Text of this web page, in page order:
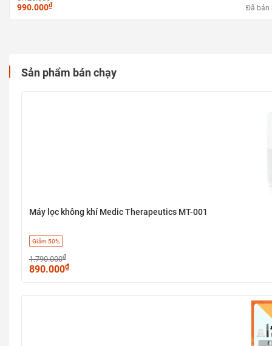
990.000₫ Đã bán
Sản phẩm bán chạy
Máy lọc không khí Medic Therapeutics MT-001
Giảm 50%
1.790.000₫
890.000₫